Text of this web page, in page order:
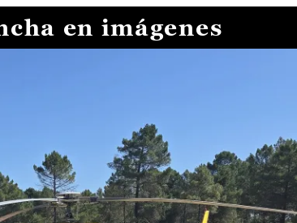
en imágenes